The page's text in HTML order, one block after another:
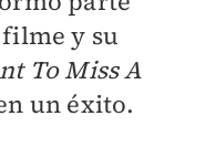
y su
To Miss A
un éxito.